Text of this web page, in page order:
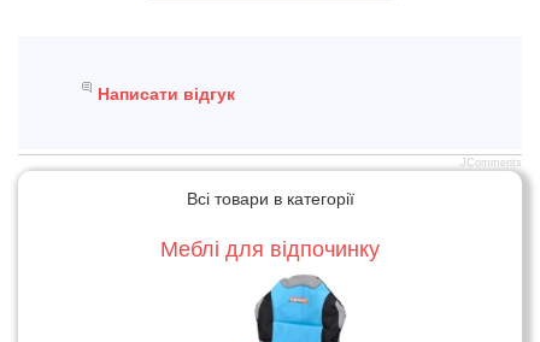
Написати відгук
JComments
Всі товари в категорії
Меблі для відпочинку